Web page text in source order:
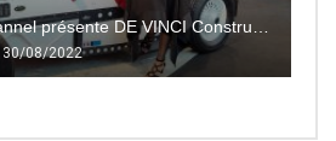
30/08/2022